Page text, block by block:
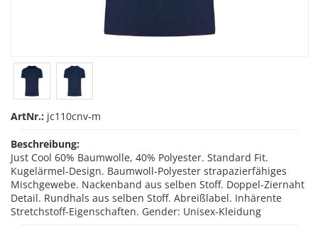
ArtNr.: jc110cnv-m
Beschreibung:
Just Cool 60% Baumwolle, 40% Polyester. Standard Fit.
Kugelärmel-Design. Baumwoll-Polyester strapazierfähiges
Mischgewebe. Nackenband aus selben Stoff. Doppel-Ziernaht
Detail. Rundhals aus selben Stoff. Abreißlabel. Inhärente
Stretchstoff-Eigenschaften. Gender: Unisex-Kleidung